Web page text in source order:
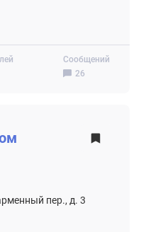
Сообщений
26
пер., д. 3